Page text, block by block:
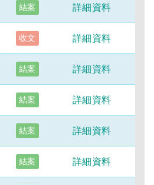
結案 詳細資料
收文 詳細資料
結案 詳細資料
結案 詳細資料
結案 詳細資料
結案 詳細資料